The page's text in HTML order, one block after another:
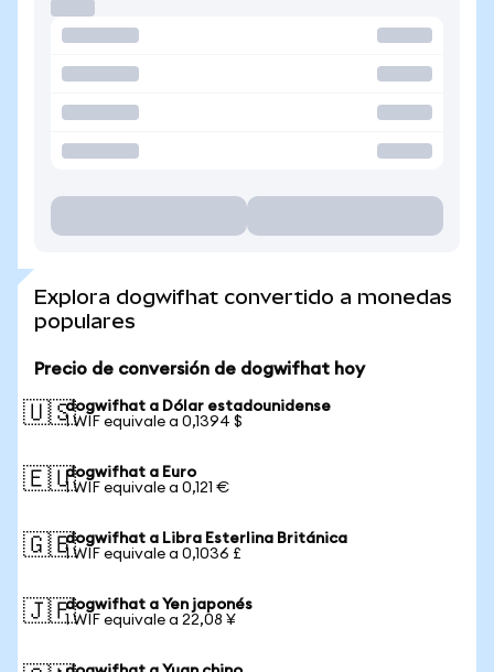
Explora dogwifhat convertido a monedas
populares
Precio de conversión de dogwifhat hoy
🇺🇸dogwifhat a Dólar estadounidense
1 WIF equivale a 0,1394 $
🇪🇺dogwifhat a Euro
1 WIF equivale a 0,121 €
🇬🇧dogwifhat a Libra Esterlina Británica
1 WIF equivale a 0,1036 £
🇯🇵dogwifhat a Yen japonés
1 WIF equivale a 22,08 ¥